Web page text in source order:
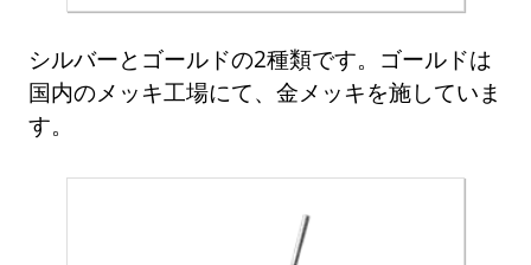
シルバーとゴールドの2種類です。ゴールドは
国内のメッキ工場にて、金メッキを施していま
す。